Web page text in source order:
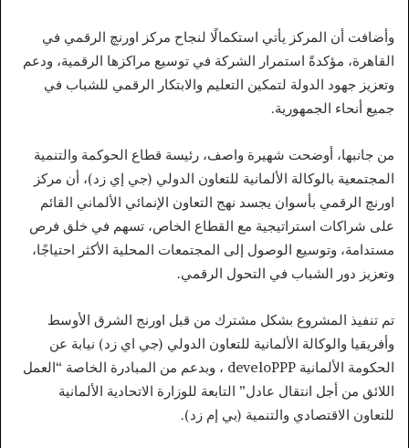
وأضافت أن المركز يأتي استكمالًا لنجاح مركز اورنچ الرقمي في
القاهرة، مؤكدةً استمرار الشركة في توسيع مراكزها الرقمية، ودعم
وتعزيز جهود الدولة لتمكين التعليم والابتكار الرقمي للشباب في
جميع أنحاء الجمهورية.
من جانبها، أوضحت شهيرة واصف، رئيسة قطاع الحوكمة والتنمية
المجتمعية بالوكالة الألمانية للتعاون الدولي (جي إي زد)، أن مركز
اورنچ الرقمي بأسوان يجسد نهج التعاون الإنمائي الألماني القائم
على شراكات استراتيجية مع القطاع الخاص، تسهم في خلق فرص
مستدامة، وتوسيع الوصول إلى المجتمعات المحلية الأكثر احتياجًا،
وتعزيز دور الشباب في التحول الرقمي.
تم تنفيذ المشروع بشكل مشترك من قبل اورنج الشرق الأوسط
وأفريقيا والوكالة الألمانية للتعاون الدولي (جي اي زد) نيابة عن
الحكومة الألمانية develoPPP ، وبدعم من المبادرة الخاصة “العمل
اللائق من أجل انتقال عادل” التابعة للوزارة الاتحادية الألمانية
للتعاون الاقتصادي والتنمية (بي إم زد).